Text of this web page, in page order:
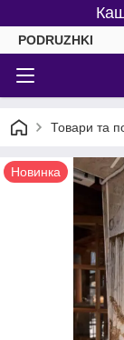
PODRUZHKI
Товари та
Новинка